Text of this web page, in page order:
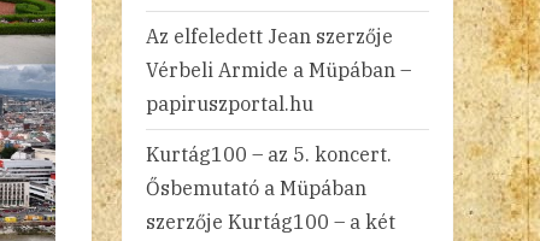
Az elfeledett Jean szerzője
Vérbeli Armide a Müpában –
papiruszportal.hu
Kurtág100 – az 5. koncert.
Ősbemutató a Müpában
szerzője Kurtág100 – a két